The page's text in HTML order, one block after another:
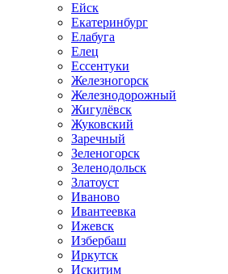
Ейск
Екатеринбург
Елабуга
Елец
Ессентуки
Железногорск
Железнодорожный
Жигулёвск
Жуковский
Заречный
Зеленогорск
Зеленодольск
Златоуст
Иваново
Ивантеевка
Ижевск
Избербаш
Иркутск
Искитим